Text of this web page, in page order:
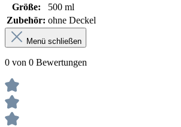
Größe:
500 ml
Zubehör: ohne Deckel
Menü schließen
0 von 0 Bewertungen